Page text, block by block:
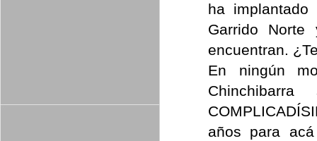
ha
Garrido
encuentran.
En ningún
años para